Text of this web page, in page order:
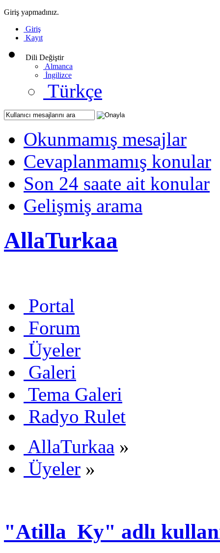
Giriş yapmadınız.
Giriş
Kayıt
Dili Değiştir
Almanca
İngilizce
Türkçe
Okunmamış mesajlar
Cevaplanmamış konular
Son 24 saate ait konular
Gelişmiş arama
AllaTurkaa
Portal
Forum
Üyeler
Galeri
Tema Galeri
Radyo Rulet
AllaTurkaa »
Üyeler »
"Atilla_Ky" adlı